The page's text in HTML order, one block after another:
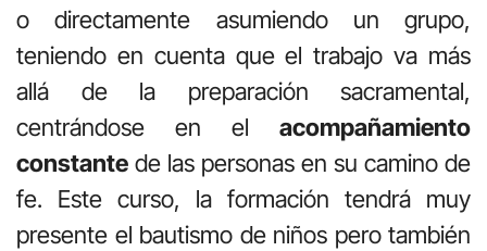
o directamente asumiendo un grupo,
teniendo en cuenta que el trabajo va más
allá de la preparación sacramental,
centrándose en el acompañamiento
constante de las personas en su camino de
fe. Este curso, la formación tendrá muy
presente el bautismo de niños pero también